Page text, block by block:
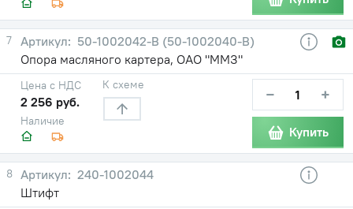
7
50-1002042-В (50-1002040-В)
Опора масляного картера, ОАО "ММЗ"
Наличие
Цена с НДС
2 256 руб.
К схеме − +
Купить
8
240-1002044
Штифт